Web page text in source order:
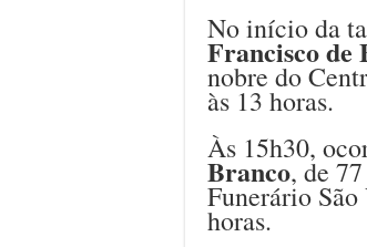
No início da
Francisco de
nobre do
às 13 horas.
Às 15h30,
Branco, de
Funerário
horas.